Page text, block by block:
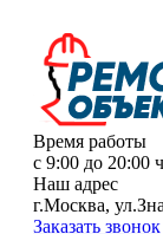
Время работы
с 9:00 до 20:00
Наш адрес
г.Москва,
Заказать звонок